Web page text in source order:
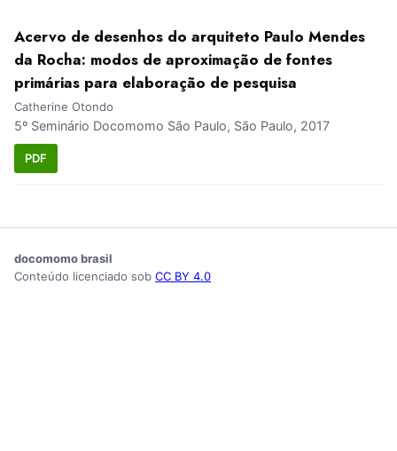
Acervo de desenhos do arquiteto Paulo Mendes
da Rocha: modos de aproximação de fontes
primárias para elaboração de pesquisa
Catherine Otondo
5º Seminário Docomomo São Paulo, São Paulo, 2017
PDF
docomomo brasil
Conteúdo licenciado sob CC BY 4.0